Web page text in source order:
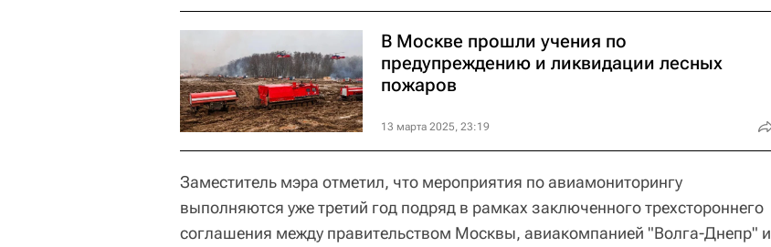
В Москве прошли учения по
предупреждению и ликвидации лесных
пожаров
13 марта 2025, 23:19
Заместитель мэра отметил, что мероприятия по авиамониторингу
выполняются уже третий год подряд в рамках заключенного трехстороннего
соглашения между правительством Москвы, авиакомпанией "Волга-Днепр" и